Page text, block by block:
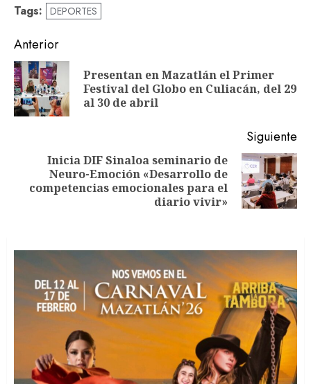
Tags: DEPORTES
Navegación
de
entradas
Anterior
Presentan en Mazatlán el Primer
Festival del Globo en Culiacán, del 29
al 30 de abril
Siguiente
Siguiente
entrada:
Inicia DIF Sinaloa seminario de
Neuro-Emoción «Desarrollo de
competencias emocionales para el
diario vivir»